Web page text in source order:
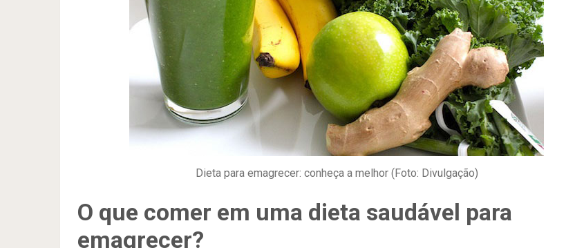
Dieta para emagrecer: conheça a melhor (Foto: Divulgação)
O que comer em uma dieta saudável para
emagrecer?